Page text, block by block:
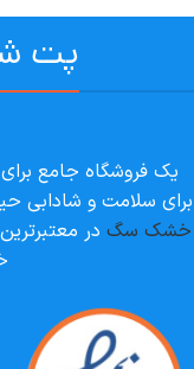
پت
یک فروشگاه جامع
برای سلامت و شادابی
خشک سگ در